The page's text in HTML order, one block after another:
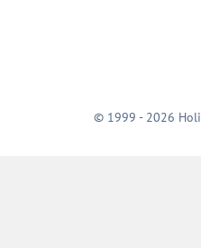
© 1999 - 2026